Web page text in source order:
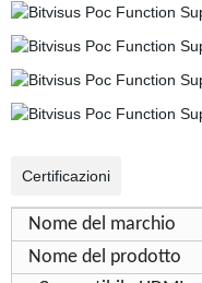
Certificazioni
Nome del marchio
Nome del prodotto